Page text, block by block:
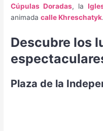
Cúpulas Doradas, la
animadacalle Khreschatyk.
Descubre los
Plaza de la